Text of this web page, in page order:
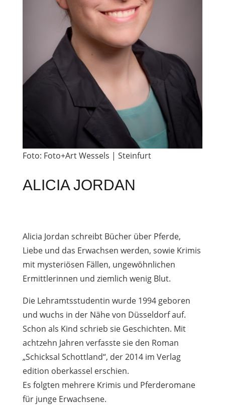
Foto: Foto+Art Wessels | Steinfurt
ALICIA JORDAN
Alicia Jordan schreibt Bücher über Pferde,
Liebe und das Erwachsen werden, sowie Krimis
mit mysteriösen Fällen, ungewöhnlichen
Ermittlerinnen und ziemlich wenig Blut.
Die Lehramtsstudentin wurde 1994 geboren
und wuchs in der Nähe von Düsseldorf auf.
Schon als Kind schrieb sie Geschichten. Mit
achtzehn Jahren verfasste sie den Roman
„Schicksal Schottland“, der 2014 im Verlag
edition oberkassel erschien.
Es folgten mehrere Krimis und Pferderomane
für junge Erwachsene.